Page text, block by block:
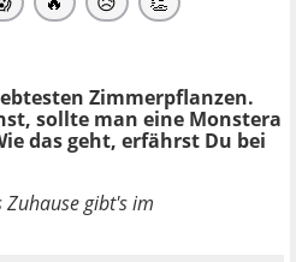
Zimmerpflanzen.
sollte man eine Monstera
das geht, erfährst Du bei
Zuhause gibt's im